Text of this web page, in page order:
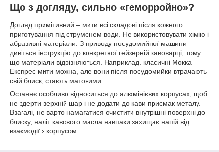
Що з догляду, сильно «геморройно»?
Догляд примітивний – мити всі складові після кожного
приготування під струменем води. Не використовувати хімію і
абразивні матеріали. З приводу посудомийної машини —
дивіться інструкцію до конкретної гейзерній кавоварці, тому
що матеріали відрізняються. Наприклад, класичні Мокка
Експрес мити можна, але вони після посудомийки втрачають
свій блиск, стають матовими.
Останнє особливо відноситься до алюмінієвих корпусах, щоб
не здерти верхній шар і не додати до кави присмак металу.
Взагалі, не варто намагатися очистити внутрішні поверхні до
блиску, наліт кавового масла навпаки захищає напій від
взаємодії з корпусом.